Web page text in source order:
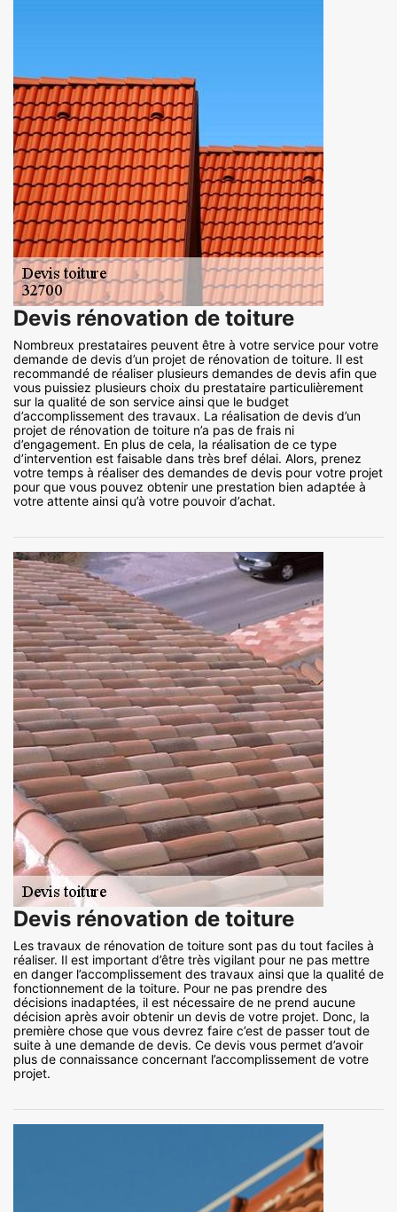
Devis rénovation de toiture
Nombreux prestataires peuvent être à votre service pour votre
demande de devis d’un projet de rénovation de toiture. Il est
recommandé de réaliser plusieurs demandes de devis afin que
vous puissiez plusieurs choix du prestataire particulièrement
sur la qualité de son service ainsi que le budget
d’accomplissement des travaux. La réalisation de devis d’un
projet de rénovation de toiture n’a pas de frais ni
d’engagement. En plus de cela, la réalisation de ce type
d’intervention est faisable dans très bref délai. Alors, prenez
votre temps à réaliser des demandes de devis pour votre projet
pour que vous pouvez obtenir une prestation bien adaptée à
votre attente ainsi qu’à votre pouvoir d’achat.
Devis rénovation de toiture
Les travaux de rénovation de toiture sont pas du tout faciles à
réaliser. Il est important d’être très vigilant pour ne pas mettre
en danger l’accomplissement des travaux ainsi que la qualité de
fonctionnement de la toiture. Pour ne pas prendre des
décisions inadaptées, il est nécessaire de ne prend aucune
décision après avoir obtenir un devis de votre projet. Donc, la
première chose que vous devrez faire c’est de passer tout de
suite à une demande de devis. Ce devis vous permet d’avoir
plus de connaissance concernant l’accomplissement de votre
projet.